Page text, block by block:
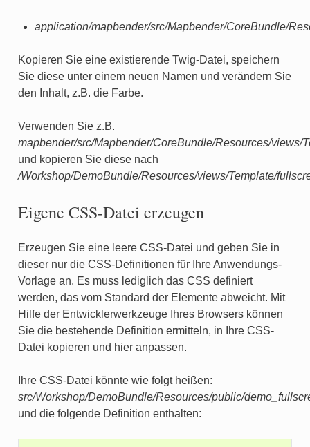
application/mapbender/src/Mapbender/CoreBundle/
Kopieren Sie eine existierende Twig-Datei, speichern
Sie diese unter einem neuen Namen und verändern Sie
den Inhalt, z.B. die Farbe.
Verwenden Sie z.B.
mapbender/src/Mapbender/CoreBundle/Resources/views/
und kopieren Sie diese nach
/Workshop/DemoBundle/Resources/views/Template/
Eigene CSS-Datei erzeugen
Erzeugen Sie eine leere CSS-Datei und geben Sie in
dieser nur die CSS-Definitionen für Ihre Anwendungs-
Vorlage an. Es muss lediglich das CSS definiert
werden, das vom Standard der Elemente abweicht. Mit
Hilfe der Entwicklerwerkzeuge Ihres Browsers können
Sie die bestehende Definition ermitteln, in Ihre CSS-
Datei kopieren und hier anpassen.
Ihre CSS-Datei könnte wie folgt heißen:
src/Workshop/DemoBundle/Resources/public/
und die folgende Definition enthalten: